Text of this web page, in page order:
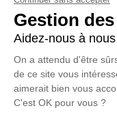
anecdote ou
poèmes ou des
d'expression dédié
EBRAN.
Un service de
disponible ici.